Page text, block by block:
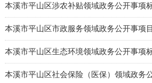
目录
本溪市平山区涉农补贴领域政务公开事项
本溪市平山区市政服务领域政务公开事项
本溪市平山区生态环境领域政务公开事项
本溪市平山区社会保险（医保）领域政务